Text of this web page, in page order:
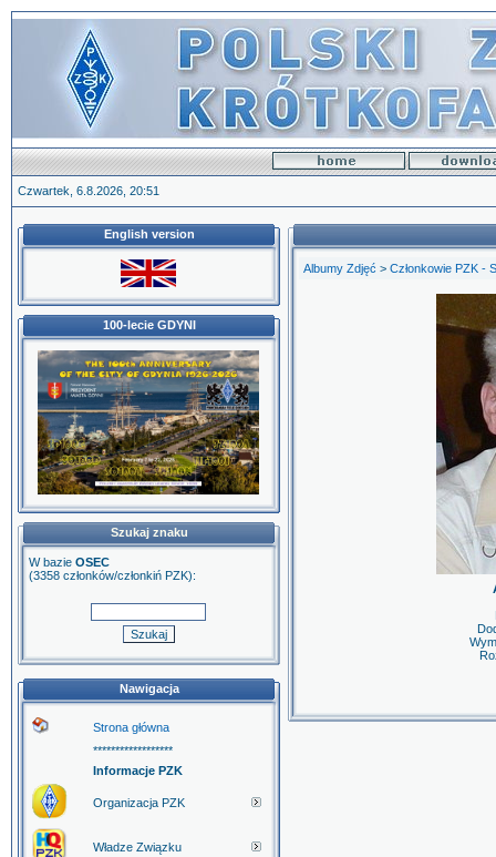
Czwartek, 6.8.2026, 20:51
English version
100-lecie GDYNI
Szukaj znaku
W bazie OSEC
(3358 członków/członkiń PZK):
Nawigacja
Strona główna
******************
Informacje PZK
Organizacja PZK
Władze Związku
Albumy Zdjęć > Członkowie PZK -